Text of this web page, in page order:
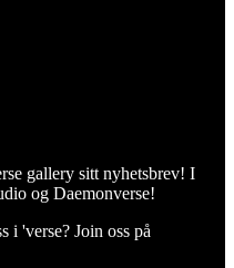
gallery sitt nyhetsbrev! I
og Daemonverse!
i 'verse? Join oss på